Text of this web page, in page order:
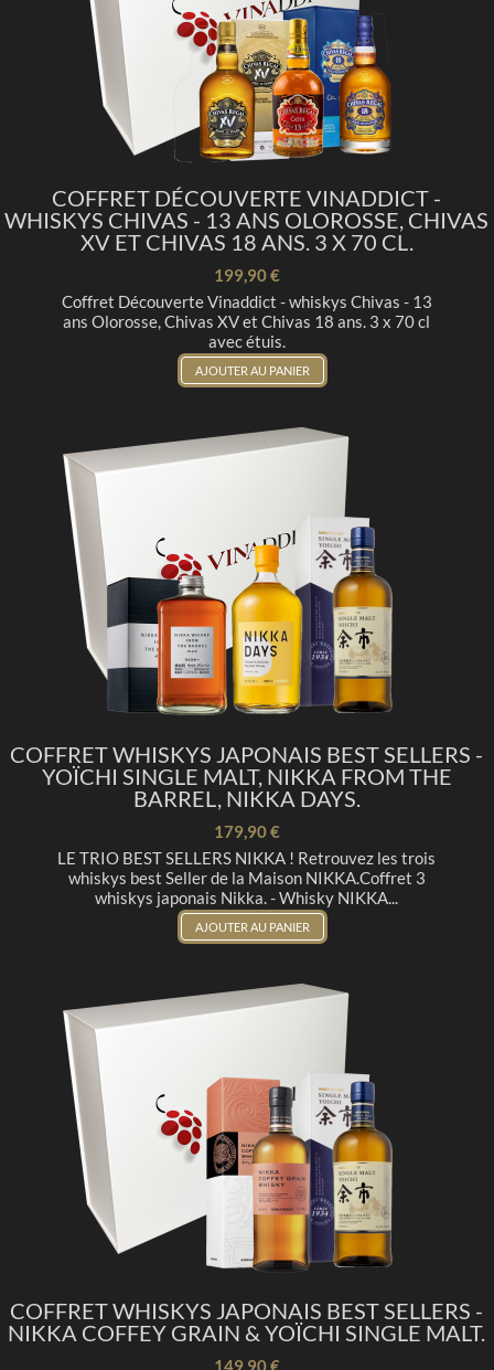
COFFRET DÉCOUVERTE VINADDICT -
WHISKYS CHIVAS - 13 ANS OLOROSSE, CHIVAS
XV ET CHIVAS 18 ANS. 3 X 70 CL.
199,90 €
Coffret Découverte Vinaddict - whiskys Chivas - 13
ans Olorosse, Chivas XV et Chivas 18 ans. 3 x 70 cl
avec étuis.
AJOUTER AU PANIER
COFFRET WHISKYS JAPONAIS BEST SELLERS -
YOÏCHI SINGLE MALT, NIKKA FROM THE
BARREL, NIKKA DAYS.
179,90 €
LE TRIO BEST SELLERS NIKKA ! Retrouvez les trois
whiskys best Seller de la Maison NIKKA.Coffret 3
whiskys japonais Nikka. - Whisky NIKKA...
AJOUTER AU PANIER
COFFRET WHISKYS JAPONAIS BEST SELLERS -
NIKKA COFFEY GRAIN & YOÏCHI SINGLE MALT.
149,90 €